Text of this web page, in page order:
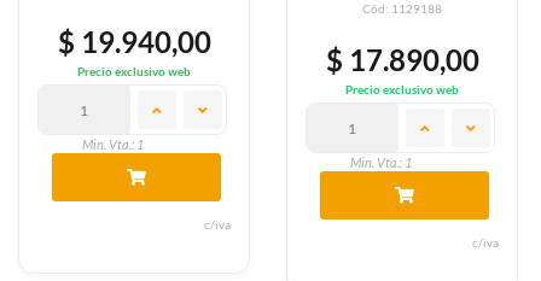
$ 19.940,00
Precio exclusivo web
Min. Vta.: 1
c/iva
Cód: 1129188
$ 17.890,00
Precio exclusivo web
Min. Vta.: 1
c/iva